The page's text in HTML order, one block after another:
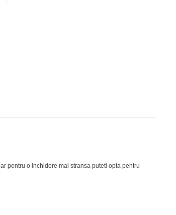
pentru o inchidere mai stransa puteti opta pentru